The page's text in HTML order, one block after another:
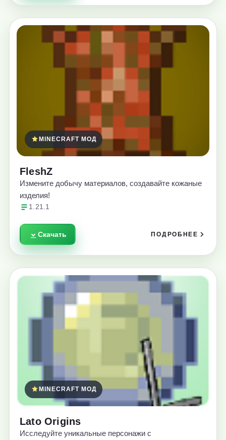
MINECRAFT МОД
FleshZ
Измените добычу материалов, создавайте кожаные
изделия!
1.21.1
Скачать ПОДРОБНЕЕ
MINECRAFT МОД
Lato Origins
Исследуйте уникальные персонажи с